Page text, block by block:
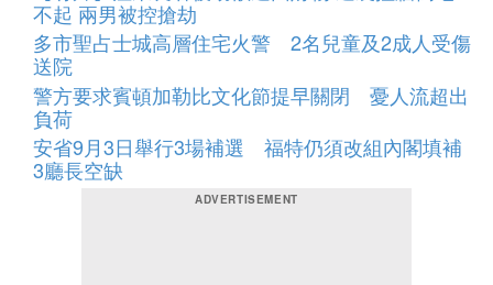
不起 兩男被控搶劫
多市聖占士城高層住宅火警 2名兒童及2成人受傷
送院
警方要求賓頓加勒比文化節提早關閉 憂人流超出
負荷
安省9月3日舉行3場補選 福特仍須改組內閣填補
3廳長空缺